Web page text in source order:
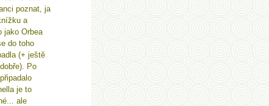
poznat, ja
a
jako Orbea
do toho
(+ ještě
Po
je to
ale